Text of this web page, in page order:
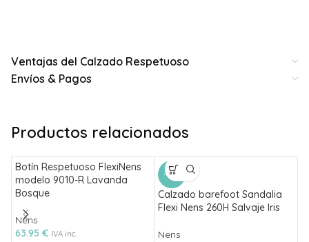
Ventajas del Calzado Respetuoso
Envíos & Pagos
Productos relacionados
Botín Respetuoso FlexiNens
modelo 9010-R Lavanda
Bosque
Nens
63.95 € IVA inc.
-10%
Calzado barefoot Sandalia
Flexi Nens 260H Salvaje Iris
Nens